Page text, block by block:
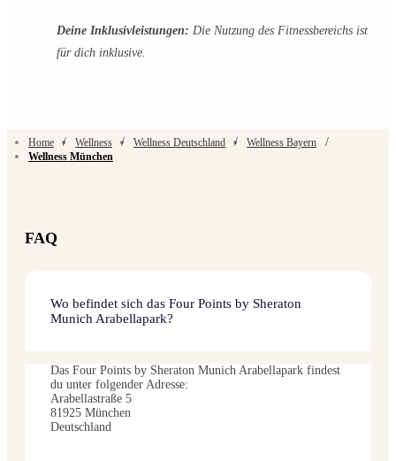
Deine Inklusivleistungen: Die Nutzung des Fitnessbereichs ist
für dich inklusive.
Home / Wellness / Wellness Deutschland / Wellness Bayern /
Wellness München
FAQ
Wo befindet sich das Four Points by Sheraton
Munich Arabellapark?
Das Four Points by Sheraton Munich Arabellapark findest
du unter folgender Adresse:
Arabellastraße 5
81925 München
Deutschland